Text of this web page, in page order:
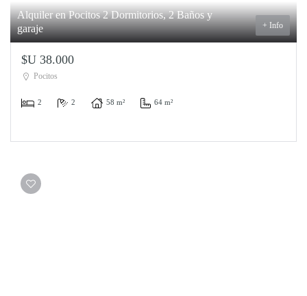
Alquiler en Pocitos 2 Dormitorios, 2 Baños y
garaje
+ Info
$U 38.000
Pocitos
2 2 58 m² 64 m²